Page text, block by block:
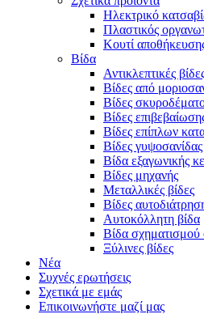
Ηλεκτρικό
Πλαστικός
Κουτί
Βίδα
Αντικλεπτικές
Βίδες από
Βίδες
Βίδες
Βίδες επίπλων
Βίδες γυψοσανίδας
Βίδα εξαγωνικής
Βίδες μηχανής
Μεταλλικές βίδες
Βίδες
Αυτοκόλλητη βίδα
Βίδα σχηματισμού
Ξύλινες βίδες
Νέα
Συχνές ερωτήσεις
Σχετικά με εμάς
Επικοινωνήστε μαζί μας